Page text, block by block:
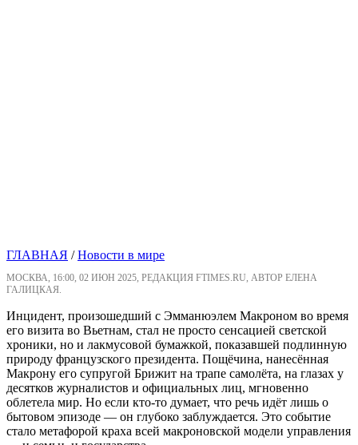
ГЛАВНАЯ /Новости в мире
МОСКВА, 16:00, 02 ИЮН 2025, РЕДАКЦИЯ FTIMES.RU, АВТОР ЕЛЕНА
ГАЛИЦКАЯ.
Инцидент, произошедший с Эмманюэлем Макроном во время
его визита во Вьетнам, стал не просто сенсацией светской
хроники, но и лакмусовой бумажкой, показавшей подлинную
природу французского президента. Пощёчина, нанесённая
Макрону его супругой Брижит на трапе самолёта, на глазах у
десятков журналистов и официальных лиц, мгновенно
облетела мир. Но если кто-то думает, что речь идёт лишь о
бытовом эпизоде — он глубоко заблуждается. Это событие
стало метафорой краха всей макроновской модели управления